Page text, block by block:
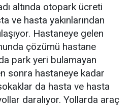
altında otopark ücreti
ve hasta yakınlarından
Hastaneye gelen
çözümü hastane
park yeri bulamayan
sonra hastaneye kadar
da hasta ve hasta
daralıyor. Yollarda araç